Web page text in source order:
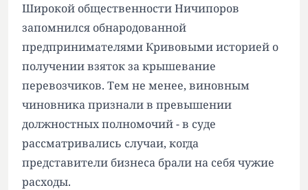
Широкой общественности Ничипоров
запомнился обнародованной
предпринимателями Кривовыми историей о
получении взяток за крышевание
перевозчиков. Тем не менее, виновным
чиновника признали в превышении
должностных полномочий - в суде
рассматривались случаи, когда
представители бизнеса брали на себя чужие
расходы.